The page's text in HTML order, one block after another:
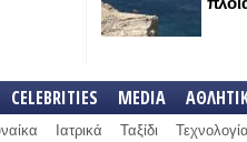
CELEBRITIES MEDIA
Ιατρικά Ταξίδι Τεχνολογία